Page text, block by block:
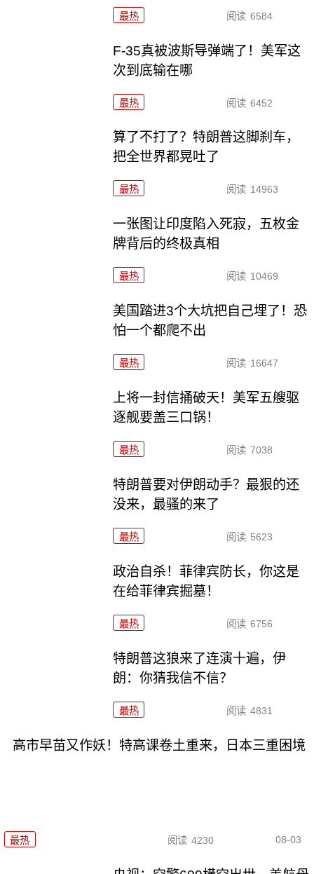
最热 阅读 6584
F-35真被波斯导弹端了！美军这
次到底输在哪
最热 阅读 6452
算了不打了？特朗普这脚刹车，
把全世界都晃吐了
最热 阅读 14963
一张图让印度陷入死寂，五枚金
牌背后的终极真相
最热 阅读 10469
美国踏进3个大坑把自己埋了！恐
怕一个都爬不出
最热 阅读 16647
上将一封信捅破天！美军五艘驱
逐舰要盖三口锅！
最热 阅读 7038
特朗普要对伊朗动手？最狠的还
没来，最骚的来了
最热 阅读 5623
政治自杀！菲律宾防长，你这是
在给菲律宾掘墓！
最热 阅读 6756
特朗普这狼来了连演十遍，伊
朗：你猜我信不信？
最热 阅读 4831
高市早苗又作妖！特高课卷土重来，日本三重困境
最热 阅读 4230 08-03